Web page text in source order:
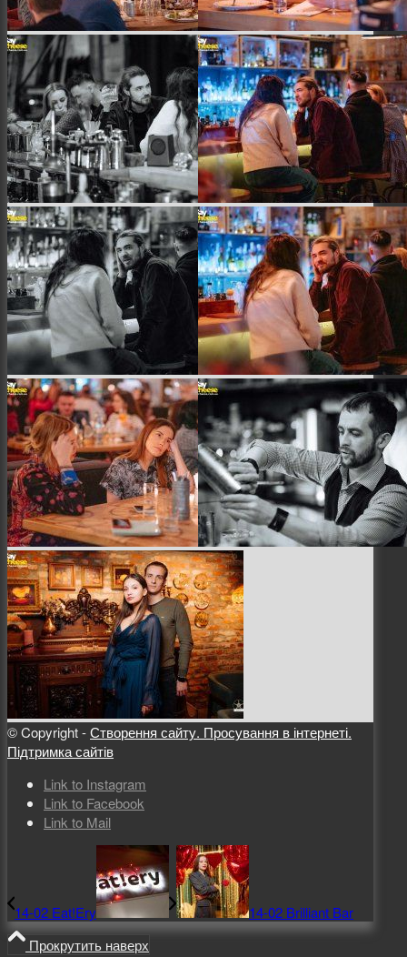
© Copyright -Створення сайту. Просування в інтернеті.
Підтримка сайтів
Link to Instagram
Link to Facebook
Link to Mail
14-02 Eat!Ery
14-02 Brilliant Bar
Прокрутить наверх